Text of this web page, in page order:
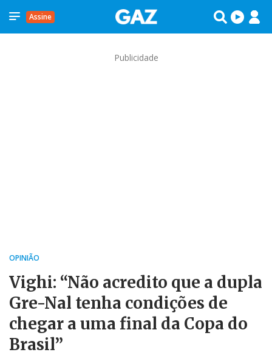
Assine
Publicidade
OPINIÃO
Vighi: “Não acredito que a dupla
Gre-Nal tenha condições de
chegar a uma final da Copa do
Brasil”